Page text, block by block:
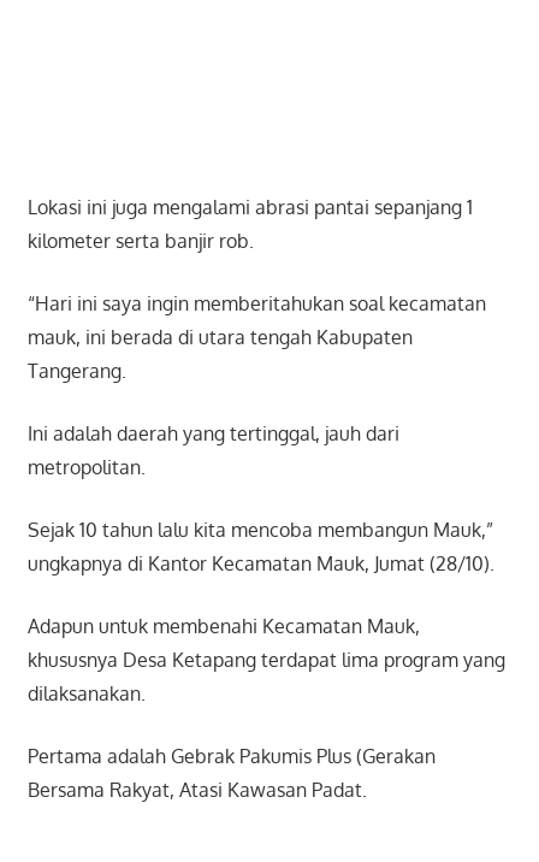
Lokasi ini juga mengalami abrasi pantai sepanjang 1
kilometer serta banjir rob.
“Hari ini saya ingin memberitahukan soal kecamatan
mauk, ini berada di utara tengah Kabupaten
Tangerang.
Ini adalah daerah yang tertinggal, jauh dari
metropolitan.
Sejak 10 tahun lalu kita mencoba membangun Mauk,”
ungkapnya di Kantor Kecamatan Mauk, Jumat (28/10).
Adapun untuk membenahi Kecamatan Mauk,
khususnya Desa Ketapang terdapat lima program yang
dilaksanakan.
Pertama adalah Gebrak Pakumis Plus (Gerakan
Bersama Rakyat, Atasi Kawasan Padat.